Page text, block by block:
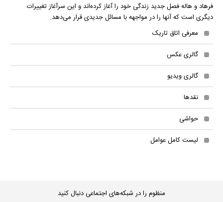
فرهاد و هاله فصل جدید زندگی خود را آغاز کرده‌اند و این سرآغاز تغییرات
دیگری است که آنها را در مواجهه با مسائل جدیدی قرار می‌دهد.
معرفی اتاق تاریک
گالری عکس
گالری ویدیو
نقدها
حواشی
لیست کامل عوامل
منظوم را در شبکه‌های اجتماعی دنبال کنید